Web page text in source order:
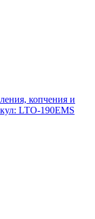
копчения и
LTO-190EMS